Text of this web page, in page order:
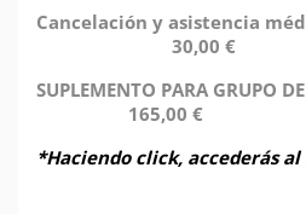
Cancelación y asistencia
30,00 €
SUPLEMENTO PARA GRUPO
165,00 €
*Haciendo click, accederás